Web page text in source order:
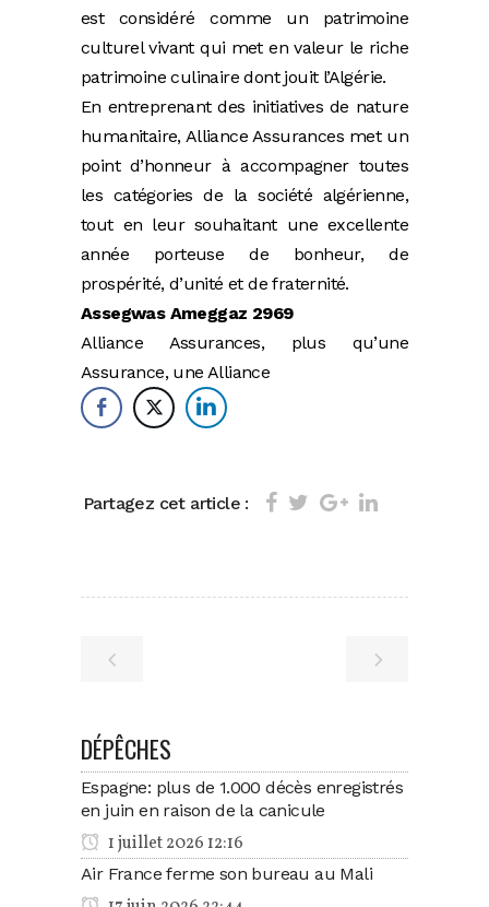
est considéré comme un patrimoine
culturel vivant qui met en valeur le riche
patrimoine culinaire dont jouit l’Algérie.
En entreprenant des initiatives de nature
humanitaire, Alliance Assurances met un
point d’honneur à accompagner toutes
les catégories de la société algérienne,
tout en leur souhaitant une excellente
année porteuse de bonheur, de
prospérité, d’unité et de fraternité.
Assegwas Ameggaz 2969
Alliance Assurances, plus qu’une
Assurance, une Alliance
Partagez cet article :
DÉPÊCHES
Espagne: plus de 1.000 décès enregistrés
en juin en raison de la canicule
1 juillet 2026 12:16
Air France ferme son bureau au Mali